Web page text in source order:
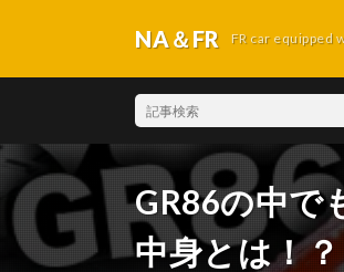
NA＆FR FR car equipped
GR86の中で
中身とは！？